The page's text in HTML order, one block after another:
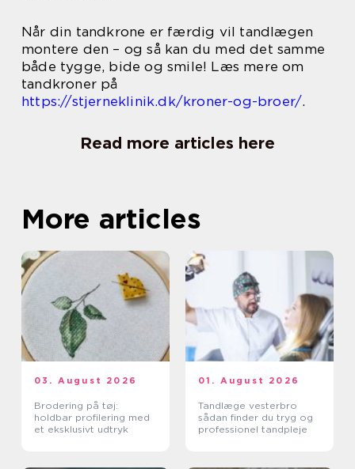
Når din tandkrone er færdig vil tandlægen
montere den – og så kan du med det samme
både tygge, bide og smile! Læs mere om
tandkroner på
https://stjerneklinik.dk/kroner-og-broer/.
Read more articles here
More articles
03. August 2026
Brodering på tøj:
holdbar profilering med
et eksklusivt udtryk
01. August 2026
Tandlæge vesterbro
sådan finder du tryg og
professionel tandpleje